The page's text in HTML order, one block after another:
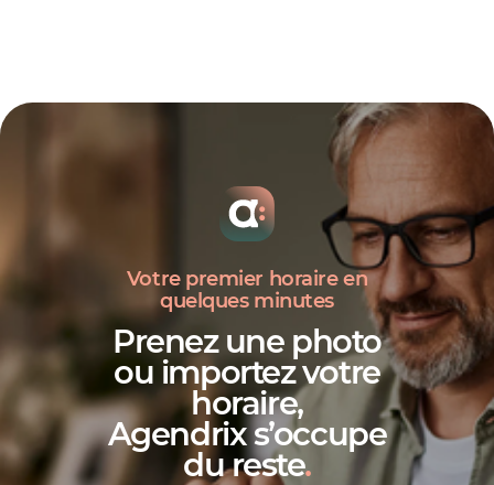
Votre premier horaire en
quelques minutes
Prenez une photo
ou importez votre
horaire,
Agendrix s’occupe
du reste.